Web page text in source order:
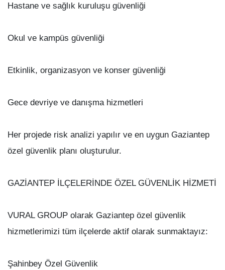
Hastane ve sağlık kuruluşu güvenliği
Okul ve kampüs güvenliği
Etkinlik, organizasyon ve konser güvenliği
Gece devriye ve danışma hizmetleri
Her projede risk analizi yapılır ve en uygun Gaziantep
özel güvenlik planı oluşturulur.
GAZİANTEP İLÇELERİNDE ÖZEL GÜVENLİK HİZMETİ
VURAL GROUP olarak Gaziantep özel güvenlik
hizmetlerimizi tüm ilçelerde aktif olarak sunmaktayız:
Şahinbey Özel Güvenlik